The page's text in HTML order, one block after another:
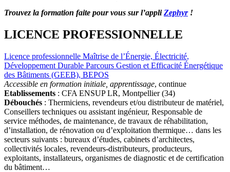
Trouvez la formation faite pour vous sur l’appliZephyr !
LICENCE PROFESSIONNELLE
Licence professionnelle Maîtrise de l’Énergie, Électricité,
Développement Durable Parcours Gestion et Efficacité Énergétique
des Bâtiments (GEEB), BEPOS
Accessible en formation initiale, apprentissage, continue
Etablissements : CFA ENSUP LR, Montpellier (34)
Débouchés : Thermiciens, revendeurs et/ou distributeur de matériel,
Conseillers techniques ou assistant ingénieur, Responsable de
service méthodes, de maintenance, de travaux de réhabilitation,
d’installation, de rénovation ou d’exploitation thermique… dans les
secteurs suivants : bureaux d’études, cabinets d’architectes,
collectivités locales, revendeurs-distributeurs, producteurs,
exploitants, installateurs, organismes de diagnostic et de certification
du bâtiment…